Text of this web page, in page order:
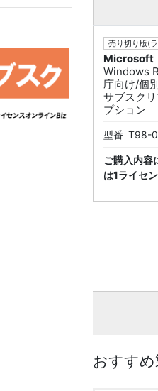
売り切り版(
Microsoft
Windows
庁向け/個
サブスク
プション
型番 T98-
ご購入内容
は1ライセ
おすすめ